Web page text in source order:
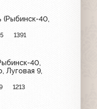
(Рыбинск-40,
1391
40,
Луговая 9,
1213